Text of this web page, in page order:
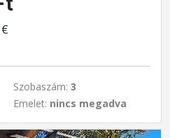
Szobaszám: 3
Emelet: nincs megadva